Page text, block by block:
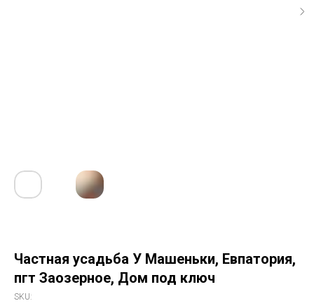
Частная усадьба У Машеньки, Евпатория,
пгт Заозерное, Дом под ключ
SKU: